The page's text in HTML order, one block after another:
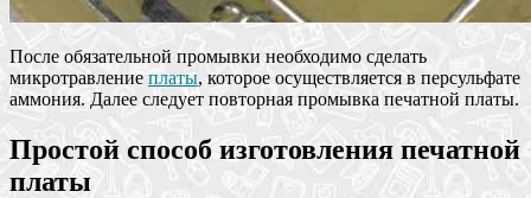
После обязательной промывки необходимо сделать
микротравление платы, которое осуществляется в персульфате
аммония. Далее следует повторная промывка печатной платы.
Простой способ изготовления печатной
платы